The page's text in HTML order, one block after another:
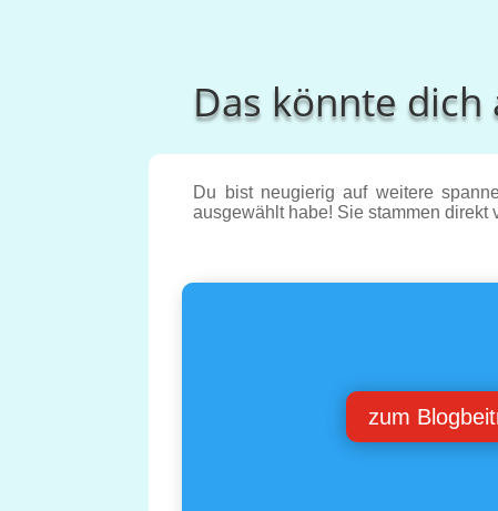
Das könnte
Du bist neugierig auf weitere
ausgewählt habe! Sie stammen direkt
zum